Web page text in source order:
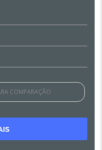
COMPARAÇÃO